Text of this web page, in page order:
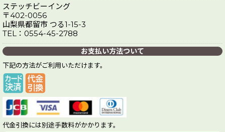
ステッチビーイング
〒402-0056
山梨県都留市 つる1-15-3
TEL：0554-45-2788
お支払い方法ついて
下記の方法がご利用いただけます。
代金引換には別途手数料がかかります。